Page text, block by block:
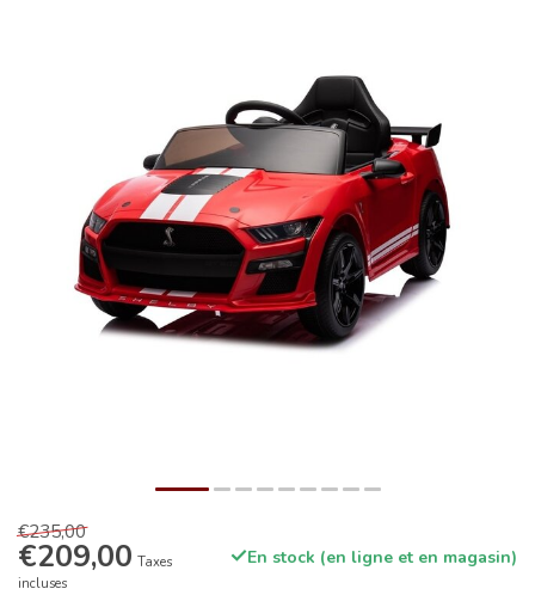
€235,00
€209,00 Taxes
incluses
En stock (en ligne et en magasin)